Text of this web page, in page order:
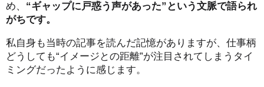
め、 “ギャップに戸惑う声があった”という文脈で語られ
がちです。
私自身も当時の記事を読んだ記憶がありますが、仕事柄
どうしても“イメージとの距離”が注目されてしまうタイ
ミングだったように感じます。